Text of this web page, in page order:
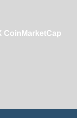
CoinMarketCap